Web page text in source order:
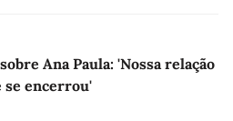
Ana Paula: 'Nossa relação
se encerrou'